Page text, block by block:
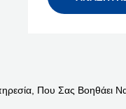
Που Σας Βοηθάει